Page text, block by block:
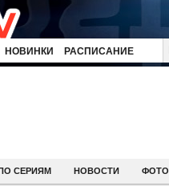
НОВИНКИ РАСПИСАНИЕ
СЕРИЯМ НОВОСТИ ФОТО